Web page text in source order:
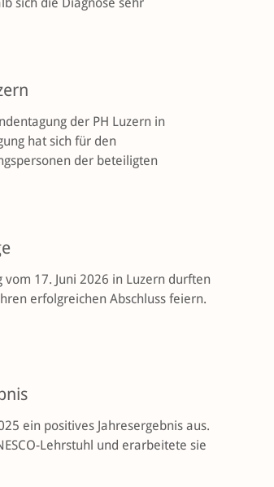
der PH Luzern in
hat sich für den
der beteiligten
17. Juni 2026 in Luzern durften
erfolgreichen Abschluss feiern.
ein positives Jahresergebnis aus.
Lehrstuhl und erarbeitete sie